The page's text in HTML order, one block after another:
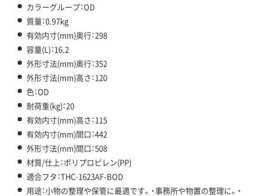
カラーグループ：OD
質量：0.97kg
有効内寸(mm)奥行：298
容量(L)：16.2
外形寸法(mm)奥行：352
外形寸法(mm)高さ：120
色：OD
耐荷重(kg)：20
有効内寸(mm)高さ：115
有効内寸(mm)間口：442
外形寸法(mm)間口：508
材質/仕上：ポリプロピレン(PP)
適合フタ：THC-1623AF-BOD
用途：小物の整理や保管に最適です。・事務所や物置の整理に。・